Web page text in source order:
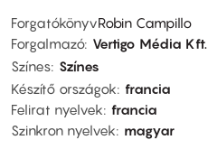
ForgatókönyvRobin Campillo
Forgalmazó Vertigo Média Kft.
Színes Színes
Készítő országok francia
Felirat nyelvek francia
Szinkron nyelvek
magyar